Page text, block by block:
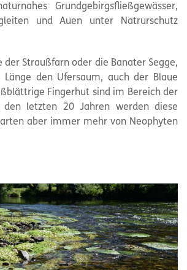
Grundgebirgsfließgewässer,
und Auen unter Natrurschutz
der Straußfarn oder die Banater Segge,
den Ufersaum, auch der Blaue
Fingerhut sind im Bereich der
letzten 20 Jahren werden diese
aber immer mehr von Neophyten